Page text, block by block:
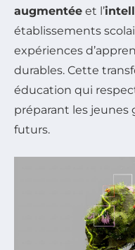
augmentée et l’
établissements
expériences
durables. Cette
éducation qui
préparant les jeunes
futurs.